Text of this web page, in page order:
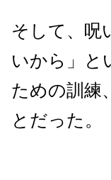
そして、呪
いから」と
ための訓練
とだった。